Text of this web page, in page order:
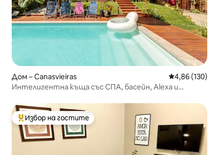
Дом – Canasvieiras Средна
4,86 (130)
Интелигентна къща със СПА, басейн, Alexa и
Най-популярен избор на гостите
Избор на гостите